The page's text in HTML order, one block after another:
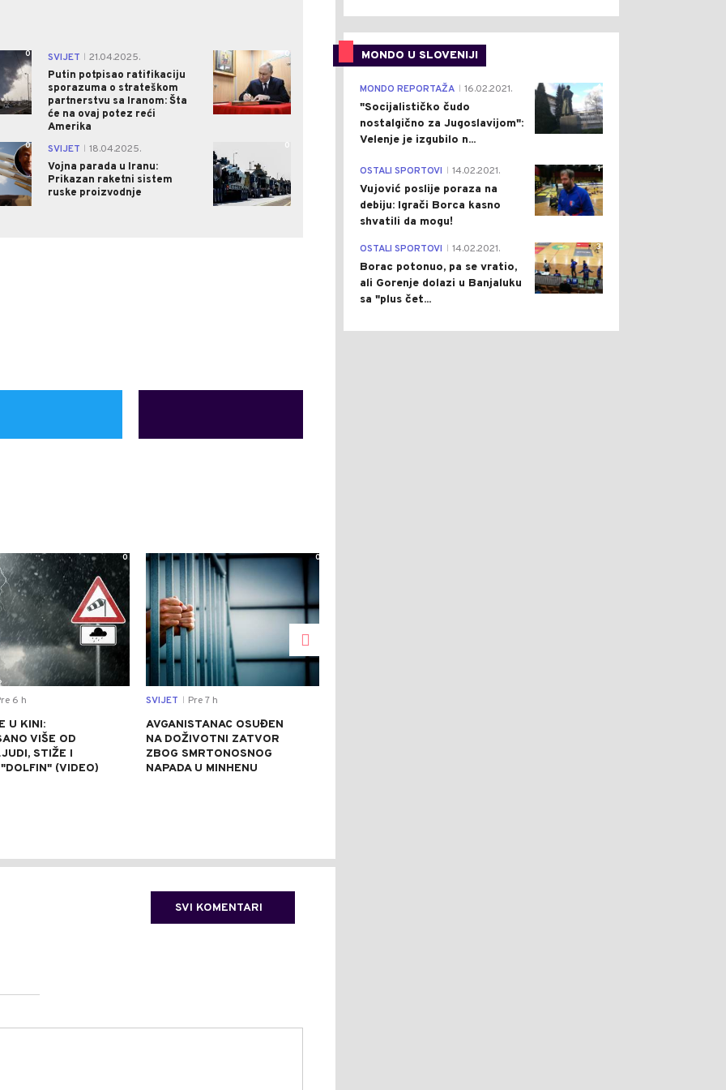
0 SVIJET
21.04.2025.
Putin potpisao ratifikaciju
sporazuma o strateškom
partnerstvu sa Iranom: Šta
će na ovaj potez reći
Amerika
0
0 SVIJET
18.04.2025.
Vojna parada u Iranu:
Prikazan raketni sistem
ruske proizvodnje
0
0
6 h
U KINI:
VIŠE OD
STIŽE I
(VIDEO)
0
SVIJET Pre 7 h
AVGANISTANAC OSUĐEN
NA DOŽIVOTNI ZATVOR
ZBOG SMRTONOSNOG
NAPADA U MINHENU
SVI KOMENTARI
MONDO U SLOVENIJI
4
MONDO REPORTAŽA 16.02.2021.
"Socijalističko čudo
nostalgično za Jugoslavijom":
Velenje je izgubilo n...
1
OSTALI SPORTOVI 14.02.2021.
Vujović poslije poraza na
debiju: Igrači Borca kasno
shvatili da mogu!
3
OSTALI SPORTOVI 14.02.2021.
Borac potonuo, pa se vratio,
ali Gorenje dolazi u Banjaluku
sa "plus čet...